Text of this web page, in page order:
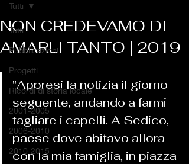
Tutti
Pubblicazioni
Progetti
Ricordi di storia locale
2001-2005
2006-2010
2010-2015
Tutti
NON CREDEVAMO DI
AMARLI TANTO | 2019
"Appresi la notizia il giorno
seguente, andando a farmi
tagliare i capelli. A Sedico,
paese dove abitavo allora
con la mia famiglia, in piazza